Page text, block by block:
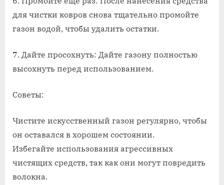
для чистки ковров снова тщательно промойте
газон водой, чтобы удалить остатки.
7. Дайте просохнуть: Дайте газону полностью
высохнуть перед использованием.
Советы:
Чистите искусственный газон регулярно, чтобы
он оставался в хорошем состоянии.
Избегайте использования агрессивных
чистящих средств, так как они могут повредить
волокна.